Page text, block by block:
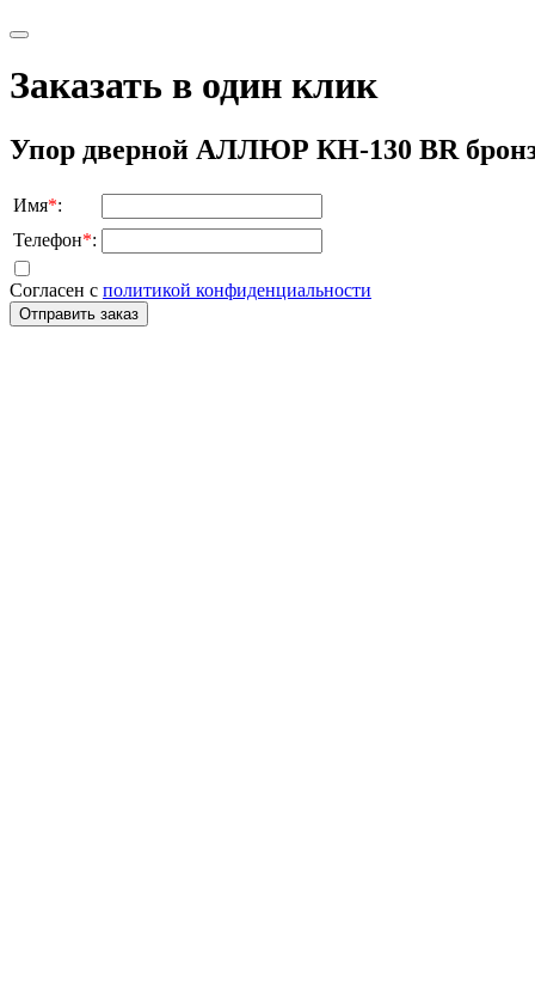
Заказать в один клик
Упор дверной АЛЛЮР КН-130 BR
Имя*:
Телефон*:
Согласен с политикой конфиденциальности
Отправить заказ